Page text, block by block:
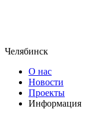
Челябинск
О нас
Новости
Проекты
Информация